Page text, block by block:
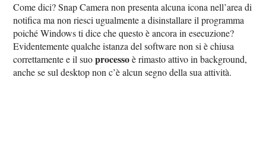
Come dici? Snap Camera non presenta alcuna icona nell’area di
notifica ma non riesci ugualmente a disinstallare il programma
poiché Windows ti dice che questo è ancora in esecuzione?
Evidentemente qualche istanza del software non si è chiusa
correttamente e il suoprocessoè rimasto attivo in background,
anche se sul desktop non c’è alcun segno della sua attività.